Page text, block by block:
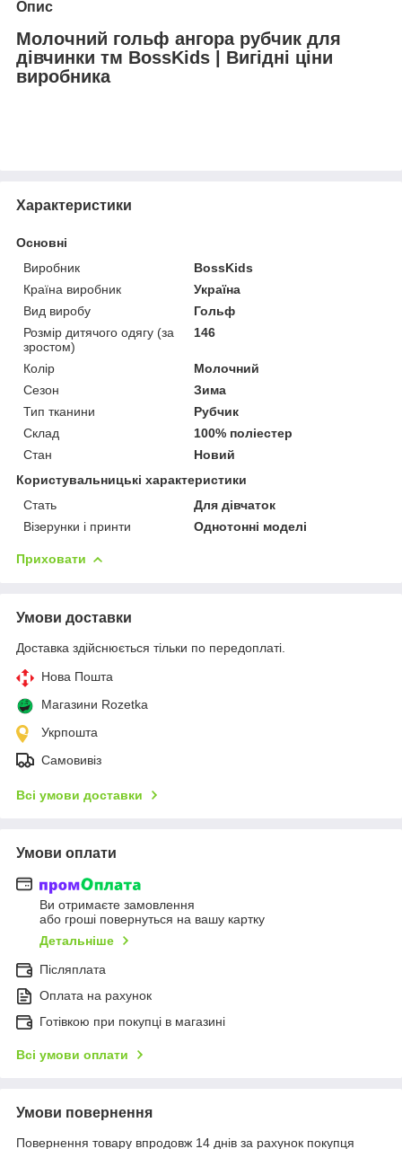
Опис
Молочний гольф ангора рубчик для
дівчинки тм BossKids | Вигідні ціни
виробника
Характеристики
Основні
Виробник
BossKids
Країна виробник
Україна
Вид виробу
Гольф
Розмір дитячого одягу (за
зростом)
146
Колір
Молочний
Сезон
Зима
Тип тканини
Рубчик
Склад
100% поліестер
Стан
Новий
Користувальницькі характеристики
Стать
Для дівчаток
Візерунки і принти
Однотонні моделі
Приховати
Умови доставки
Доставка здійснюється тільки по передоплаті.
Нова Пошта
Магазини Rozetka
Укрпошта
Самовивіз
Всі умови доставки
Умови оплати
Ви отримаєте замовлення
або гроші повернуться на вашу картку
Детальніше
Післяплата
Оплата на рахунок
Готівкою при покупці в магазині
Всі умови оплати
Умови повернення
Повернення товару впродовж 14 днів за рахунок покупця